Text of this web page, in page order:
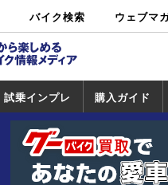
バイク検索
中古バイ
ク・新車検
カタログ検
索
ショップ検
索
ウェブマ
試乗インプレ
試乗インプレ
一覧
ホンダ
ヤマハ
スズキ
カワサキ
ハーレー
BMW
トライアンフ
ドゥカティ
購入ガイド
一覧